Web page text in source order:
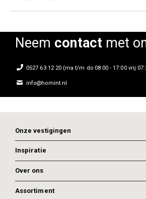
Neem contactmet
0527 63 12 20 (ma t/m do 08:00 - 17:00 vrij
info@homint.nl
Onze vestigingen
Inspiratie
Over ons
Assortiment